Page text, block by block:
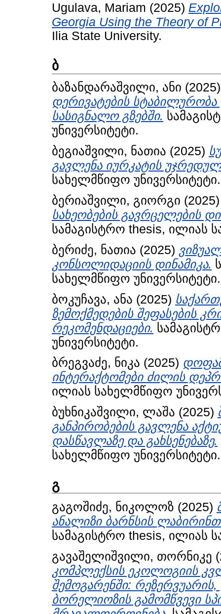
Ugulava, Mariam (2025)
Georgia Using the Theory of
Ilia State University.
ბ
ბაზანდარაშვილი, ანი
დერივატების
სასიგნალო გზებში.
უნივერსიტეტი.
ბეგიაშვილი, ნათია (2025)
გავლენა იურკატის უჯრედულ
სახელმწიფო უნივერსიტეტი.
ბერიაშვილი, გიორგი
სახეობების გავრცელების
სამაგისტრო thesis, ილიას
ბერიძე, ნათია (2025)
კონსოლიდაციის დინამიკა.
სახელმწიფო უნივერსიტეტი.
ბოკუჩავა, ანა (2025)
ზემოქმედების შეფასების
რეკომენდაციები.
უნივერსიტეტი.
ბრეგვაძე, ნიკა (2025)
ინტერაქტომები ძილის
ილიას სახელმწიფო
ბუხნიკაშვილი, ლაშა (2025)
განპირობების გავლენა
დასწავლაზე და გახსენებაზე.
სახელმწიფო უნივერსიტეტი.
გ
გაგოშიძე, ნიკოლოზ (2025)
ანალიზი ბარნსის
სამაგისტრო thesis, ილიას
გავაშელიშვილი, თორნიკე
კომპლექსის ეკოლოგიის
შემოგარენში:
ბორელიოზის გამომწვევი